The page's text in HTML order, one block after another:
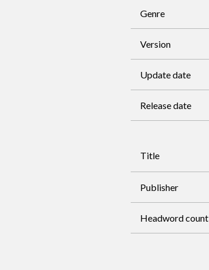
Genre
Version
Update date
Release date
Title
Publisher
Headword count